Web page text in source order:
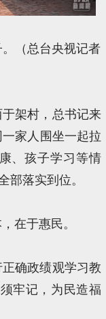
（总台央视记者
架村，总书记来
家人围坐一起拉
、孩子学习等情
部落实到位。
在于惠民。
确政绩观学习教
牢记，为民造福